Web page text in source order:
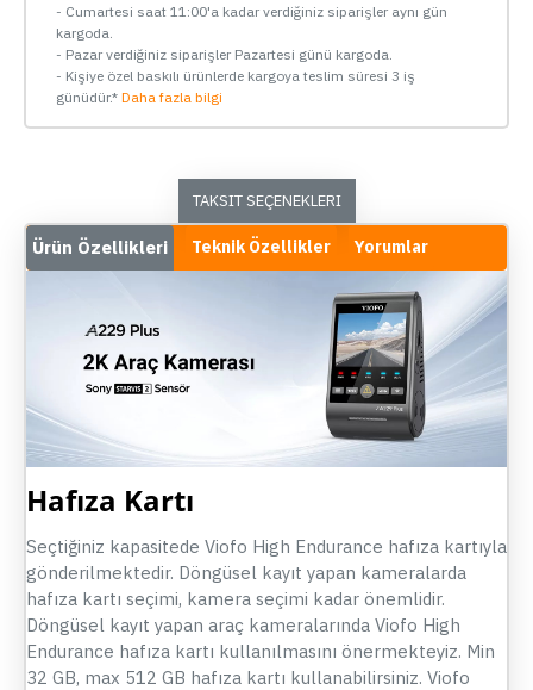
- Cumartesi saat 11:00'a kadar verdiğiniz siparişler aynı gün
kargoda.
- Pazar verdiğiniz siparişler Pazartesi günü kargoda.
- Kişiye özel baskılı ürünlerde kargoya teslim süresi 3 iş
günüdür.* Daha fazla bilgi
TAKSIT SEÇENEKLERI
Ürün Özellikleri Teknik Özellikler Yorumlar
Hafıza Kartı
Seçtiğiniz kapasitede Viofo High Endurance hafıza kartıyla
gönderilmektedir. Döngüsel kayıt yapan kameralarda
hafıza kartı seçimi, kamera seçimi kadar önemlidir.
Döngüsel kayıt yapan araç kameralarında Viofo High
Endurance hafıza kartı kullanılmasını önermekteyiz. Min
32 GB, max 512 GB hafıza kartı kullanabilirsiniz. Viofo